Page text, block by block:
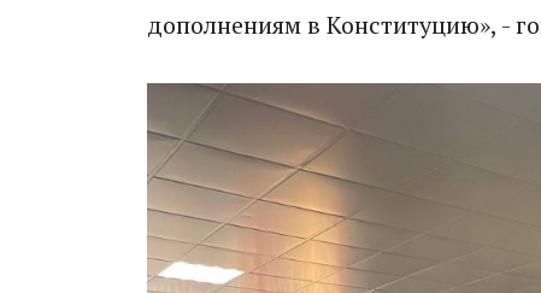
дополнениям в Конституцию», -